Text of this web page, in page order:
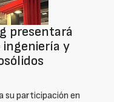
presentará
ingeniería y
su participación en